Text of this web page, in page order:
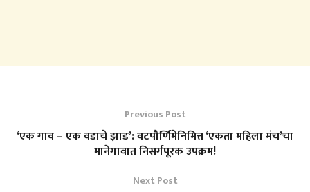
Previous Post
‘एक गाव – एक वडाचे झाड’: वटपौर्णिमेनिमित्त ‘एकता महिला मंच’चा
मानेगावात निसर्गपूरक उपक्रम!
Next Post